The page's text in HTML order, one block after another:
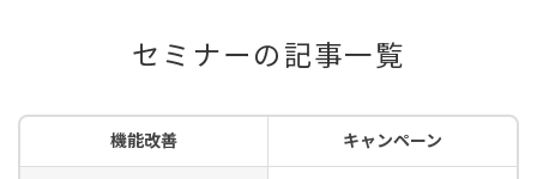
セミナーの記事一覧
機能改善 キャンペーン